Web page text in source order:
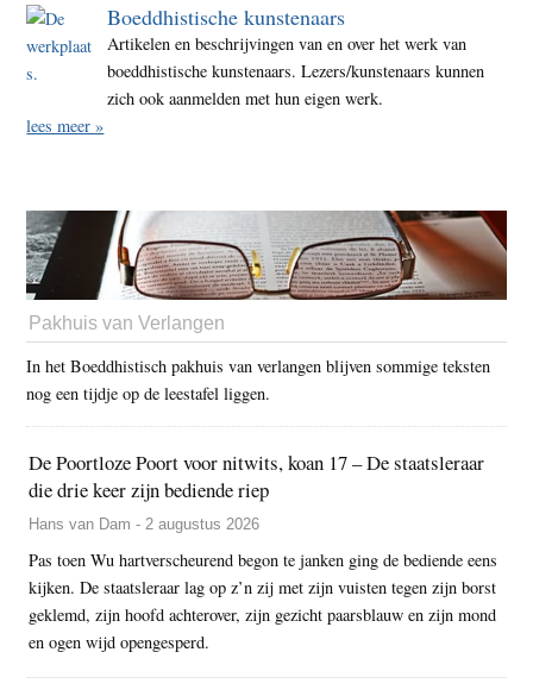
Boeddhistische kunstenaars
Artikelen en beschrijvingen van en over het werk van
boeddhistische kunstenaars. Lezers/kunstenaars kunnen
zich ook aanmelden met hun eigen werk.
lees meer »
Pakhuis van Verlangen
In het Boeddhistisch pakhuis van verlangen blijven sommige teksten
nog een tijdje op de leestafel liggen.
De Poortloze Poort voor nitwits, koan 17 – De staatsleraar
die drie keer zijn bediende riep
Hans van Dam - 2 augustus 2026
Pas toen Wu hartverscheurend begon te janken ging de bediende eens
kijken. De staatsleraar lag op z’n zij met zijn vuisten tegen zijn borst
geklemd, zijn hoofd achterover, zijn gezicht paarsblauw en zijn mond
en ogen wijd opengesperd.